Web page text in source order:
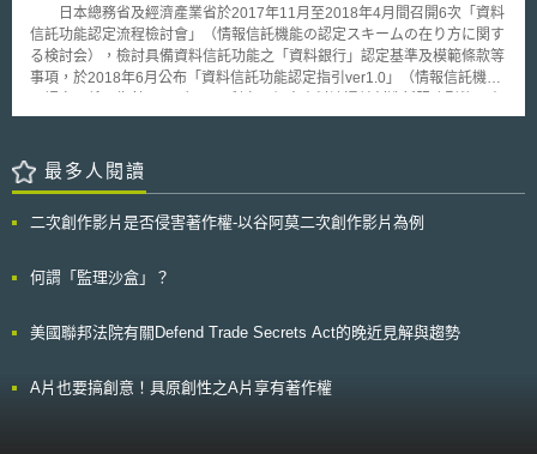
（Renesas）也三度對南亞科技提出侵權控告，瑞薩除了指出南亞科技侵犯
其記憶體製程、設計、封裝等專利權外，去年十月底還向東京地方法院提出
申請，將對南亞科技日本子公司進口、銷售DRAM行為進行假處份
（Preliminary Injunction）。 對於國際大廠不斷針對南亞科提出侵權告
訴，南亞科技表示，與瑞薩在日本、美國的專利權官司，至今還在上訴審理
階段，南亞科已經提出資料證明，至於Rambus此次提出的侵權告訴，現在
侵權的行為。
Amazon.com所提供之折扣已經超過法國法律所規定之上限，故法國書商聯
盟為保障其會員之權益，特別對該網站提出訴訟，以保護獨立小型書店之營
運。Amazon.com尚未對上開判決發表正式的官方意見。
日本總務省及經濟產業省於2017年11月至2018年4月間召開6次「資料
信託功能認定流程檢討會」（情報信託機能の認定スキームの在り方に関す
る検討会），檢討具備資料信託功能之「資料銀行」認定基準及模範條款等
事項，於2018年6月公布「資料信託功能認定指引ver1.0」（情報信託機能
料銀行係指基於與個人間資料利用契約，透過PDS(personal data store)等
三方提供資料之行業。目前指引內容包括︰（1）資料信託機能認定基準︰
具體內容包括業者適格性、資訊安全原則、資訊安全具體基準、治理體制、
資料提供者、資料銀行與接受資料提供者間關係，列出具體應記載事項；
動計畫」（情報信託機能活用促進事業）一環，日立製作所、東京海上日動
扮演資料提供者、資料銀行和資料利用者三種角色，未來將會參考實驗結
最多人閱讀
二次創作影片是否侵害著作權-以谷阿莫二次創作影片為例
何謂「監理沙盒」？
美國聯邦法院有關Defend Trade Secrets Act的晚近見解與趨勢
A片也要搞創意！具原創性之A片享有著作權